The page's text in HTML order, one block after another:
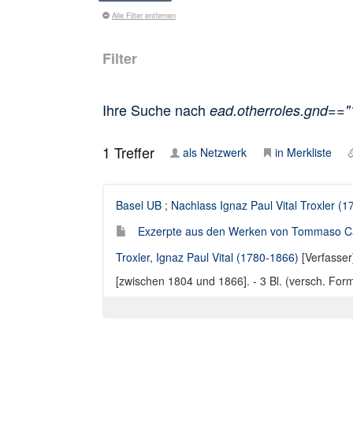
Alle Filter entfernen
Filter
Ihre Suche nach
1 Treffer als Netzwerk in Merkliste
Basel UB ; Nachlass Ignaz Paul Vital Troxler
Exzerpte aus den Werken von Tommaso
Troxler, Ignaz Paul Vital (1780-1866)
[zwischen 1804 und 1866]. - 3 Bl. (versch.